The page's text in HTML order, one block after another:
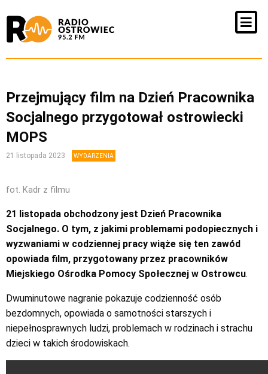
Przejmujący film na Dzień Pracownika
Socjalnego przygotował ostrowiecki
MOPS
21 listopada 2023 WYDARZENIA
fot. Kadr z filmu
21 listopada obchodzony jest Dzień Pracownika
Socjalnego. O tym, z jakimi problemami podopiecznych i
wyzwaniami w codziennej pracy wiąże się ten zawód
opowiada film, przygotowany przez pracowników
Miejskiego Ośrodka Pomocy Społecznej w Ostrowcu.
Dwuminutowe nagranie pokazuje codzienność osób
bezdomnych, opowiada o samotności starszych i
niepełnosprawnych ludzi, problemach w rodzinach i strachu
dzieci w takich środowiskach.